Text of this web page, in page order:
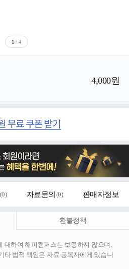
1 / 4
4,000원
(0) 자료문의 (0) 판매자정보
환불정책
대하여 해피캠퍼스는 보증하지 않으며,
타 법적 책임은 자료 등록자에게 있습니